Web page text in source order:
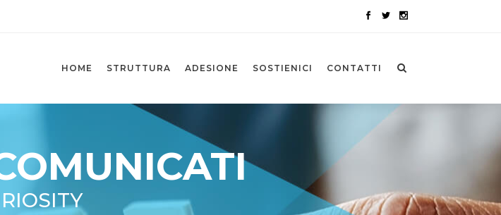
HOME STRUTTURA ADESIONE SOSTIENICI CONTATTI